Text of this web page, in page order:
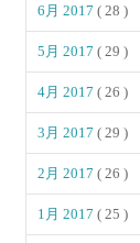
6月 2017( 28 )
5月 2017( 29 )
4月 2017( 26 )
3月 2017( 29 )
2月 2017( 26 )
1月 2017( 25 )